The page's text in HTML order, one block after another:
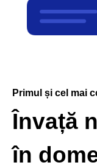
Primul și cel mai
Învață
în